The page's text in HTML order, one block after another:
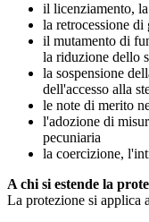
il licenziamento,
la retrocessione
il mutamento di
la riduzione dello
la sospensione
dell'accesso alla
le note di merito
l'adozione di
pecuniaria
la coercizione,
A chi si estende la
La protezione si applica